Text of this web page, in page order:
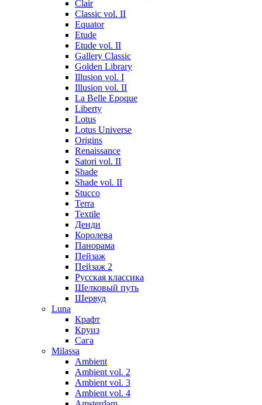
Clair
Classic vol. II
Equator
Etude
Etude vol. II
Gallery Classic
Golden Library
Illusion vol. I
Illusion vol. II
La Belle Epoque
Liberty
Lotus
Lotus Universe
Origins
Renaissance
Satori vol. II
Shade
Shade vol. II
Stucco
Terra
Textile
Денди
Королева
Панорама
Пейзаж
Пейзаж 2
Русская классика
Шелковый путь
Шервуд
Luna
Крафт
Круиз
Сага
Milassa
Ambient
Ambient vol. 2
Ambient vol. 3
Ambient vol. 4